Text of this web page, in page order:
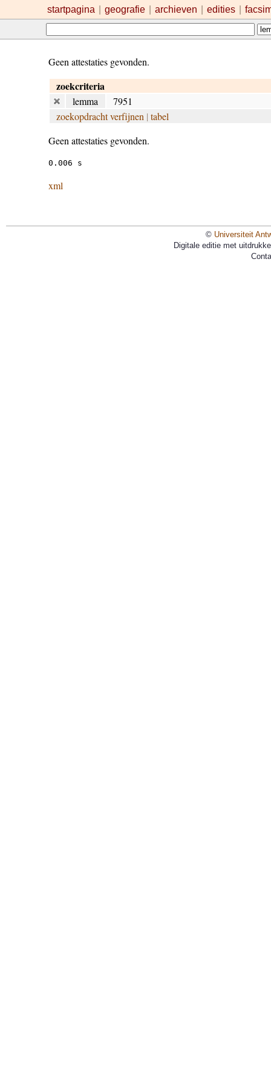
startpagina geografie archieven edities
Geen attestaties gevonden.
zoekcriteria
lemma
7951
zoekopdracht verfijnen | tabel
Geen attestaties gevonden.
0.006 s
xml
© Universiteit
Digitale editie met